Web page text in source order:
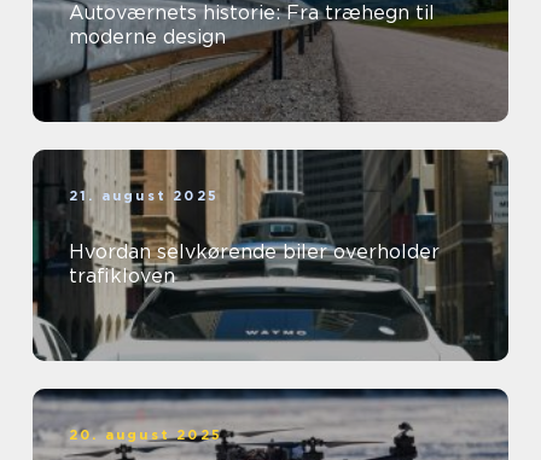
Autoværnets historie: Fra træhegn til
moderne design
21. august 2025
Hvordan selvkørende biler overholder
trafikloven
20. august 2025